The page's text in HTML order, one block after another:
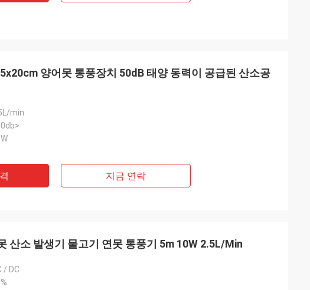
양어못 통풍장치 50dB 태양 동력이 공급된 산소공
min
지금 연락
산소 발생기 물고기 연못 통풍기 5m 10W 2.5L/Min
/ DC